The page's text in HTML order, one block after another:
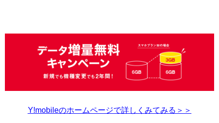
Y!mobileのホームページで詳しくみてみる＞＞